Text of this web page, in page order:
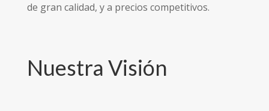
de gran calidad, y a precios competitivos.
Nuestra Visión